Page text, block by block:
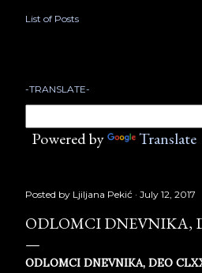
List of Posts
-TRANSLATE-
Powered by Translate
Posted by Ljiljana Pekić July 12, 2017
ODLOMCI DNEVNIKA,
ODLOMCI DNEVNIKA, DEO